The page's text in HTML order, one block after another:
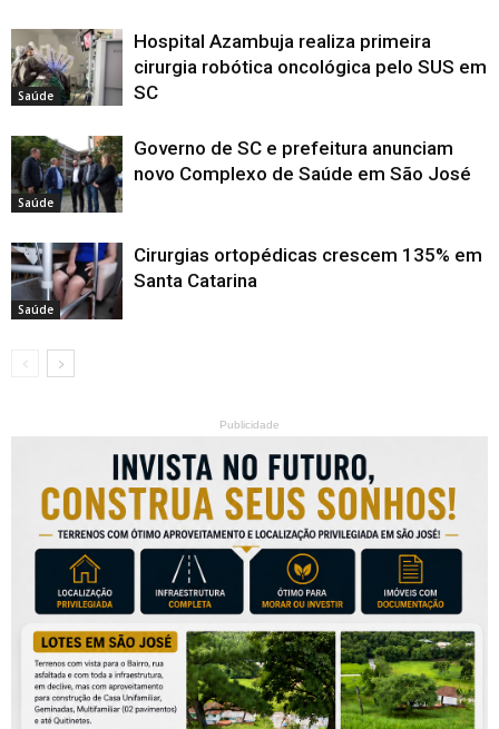
Saúde
Hospital Azambuja realiza primeira
cirurgia robótica oncológica pelo SUS em
SC
Saúde
Governo de SC e prefeitura anunciam
novo Complexo de Saúde em São José
Saúde
Cirurgias ortopédicas crescem 135% em
Santa Catarina
Publicidade